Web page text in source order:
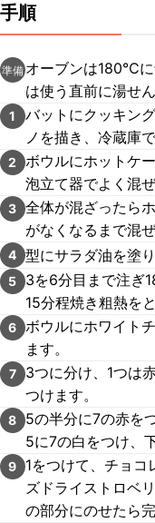
手順
準備 オーブンは180℃に
は使う直前に湯せ
1
バットにクッキン
ノを描き、冷蔵庫
2
ボウルにホットケ
泡立て器でよく混
3 全体が混ざったら
がなくなるまで混
4 型にサラダ油を塗り
5
3を6分目まで注ぎ
15分程焼き粗熱を
6 ボウルにホワイト
ます。
7
3つに分け、1つは
つけます。
8
5の半分に7の赤を
5に7の白をつけ、
9
1をつけて、チョコ
ズドライストロベ
の部分にのせたら完